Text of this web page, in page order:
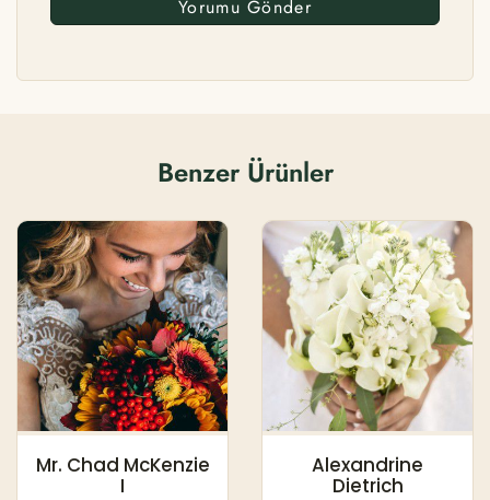
Benzer Ürünler
Mr. Chad McKenzie
I
Alexandrine
Dietrich